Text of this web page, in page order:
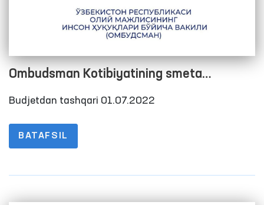
Ombudsman Kotibiyatining smeta
xarajatlarini bajarilishi to‘g‘risida Hisobot
Budjetdan tashqari 01.07.2022
BATAFSIL